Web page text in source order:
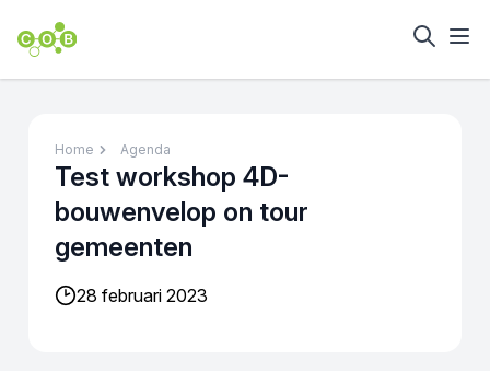
Home Agenda
Test workshop 4D-
bouwenvelop on tour
gemeenten
28 februari 2023